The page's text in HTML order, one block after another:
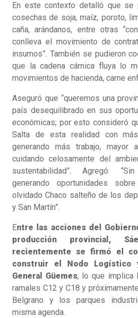
En este contexto detalló que se
cosechas de soja, maíz, poroto,
caña, arándanos, entre otras
conlleva el movimiento de
insumos”. También se pudieron
que la cadena cárnica fluya lo
movimientos de hacienda, carne
Aseguró que “queremos una
país desequilibrado en sus
económicas; por esto consideró
Salta de esta realidad con
generando más trabajo, mayor
cuidando celosamente del
sustentabilidad”. Agregó:
generando oportunidades
olvidado Chaco salteño de los
y San Martín”.
Entre las acciones del
producción provincial,
recientemente se firmó el
construir el Nodo Logístico
General Güemes, lo que implica
ramales C12 y C18 y
Belgrano y los parques
misma agenda.